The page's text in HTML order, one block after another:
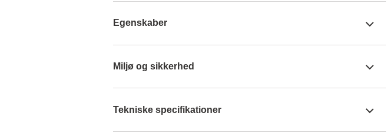
Egenskaber
Miljø og sikkerhed
Tekniske specifikationer